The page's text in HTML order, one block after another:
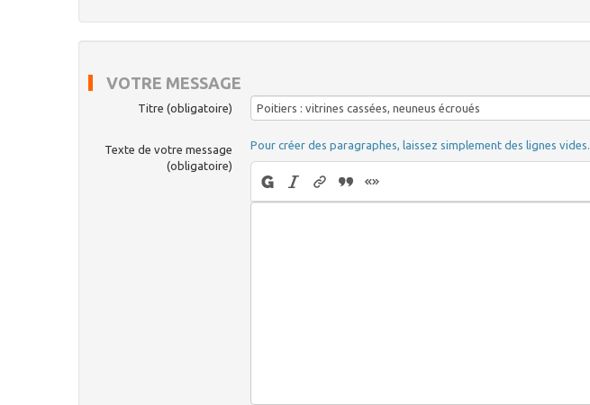
VOTRE MESSAGE
Titre (obligatoire)
Texte de votre message
(obligatoire)
Pour créer des paragraphes, laissez simplement des lignes vides.